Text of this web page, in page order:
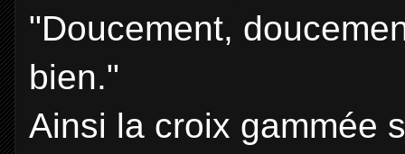
"Doucement,
bien."
Ainsi la croix gammée